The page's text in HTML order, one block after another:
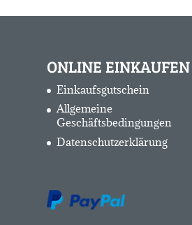
ONLINE EINKAUFEN
Einkaufsgutschein
Allgemeine
Geschäftsbedingungen
Datenschutzerklärung